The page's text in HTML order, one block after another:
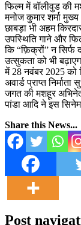
फिल्म में बॉलीवुड की
मनोज कुमार शर्मा
छाबड़ा भी अहम
उपस्थिति गाने और
कि “फ़िक्रों” न सिर्फ
उत्सुकता को भी
में 28 नवंबर 2025 को
अवार्ड प्राप्त
जगत की मशहूर
पांडा आदि ने इस
Share this News...
Post